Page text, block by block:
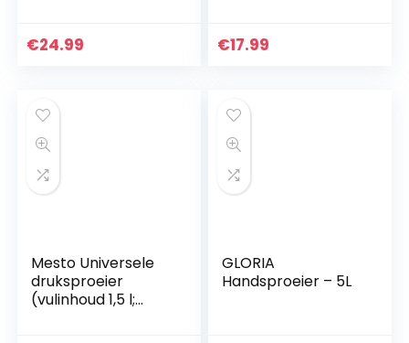
€24.99
Doden, De Bloemen
€17.99
Mesto Universele
druksproeier
(vulinhoud 1,5 l;
GLORIA
Handsproeier – 5L